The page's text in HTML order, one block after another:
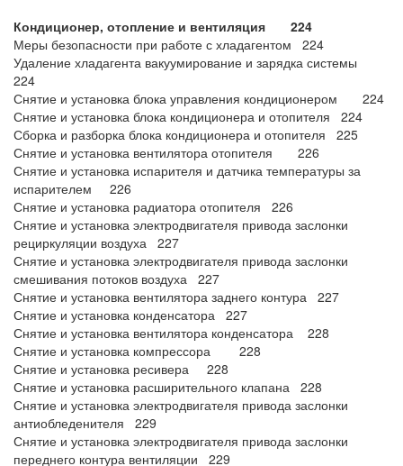
Кондиционер, отопление и вентиляция 224
Меры безопасности при работе с хладагентом 224
Удаление хладагента вакуумирование и зарядка системы
224
Снятие и установка блока управления кондиционером 224
Снятие и установка блока кондиционера и отопителя 224
Сборка и разборка блока кондиционера и отопителя 225
Снятие и установка вентилятора отопителя 226
Снятие и установка испарителя и датчика температуры за
испарителем 226
Снятие и установка радиатора отопителя 226
Снятие и установка электродвигателя привода заслонки
рециркуляции воздуха 227
Снятие и установка электродвигателя привода заслонки
смешивания потоков воздуха 227
Снятие и установка вентилятора заднего контура 227
Снятие и установка конденсатора 227
Снятие и установка вентилятора конденсатора 228
Снятие и установка компрессора 228
Снятие и установка ресивера 228
Снятие и установка расширительного клапана 228
Снятие и установка электродвигателя привода заслонки
антиобледенителя 229
Снятие и установка электродвигателя привода заслонки
переднего контура вентиляции 229